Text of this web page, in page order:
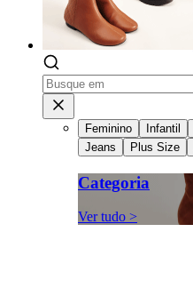
Feminino Infantil
Jeans
Plus Size
Categoria
Ver tudo >